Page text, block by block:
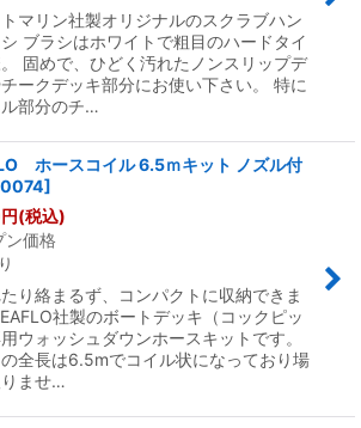
マリン社製オリジナルのスクラブハン
シ ブラシはホワイトで粗目のハードタイ
固めで、ひどく汚れたノンスリップデ
ークデッキ部分にお使い下さい。 特に
部分のチ…
ホースコイル 6.5ｍキット ノズル付
]
円(税込)
ン価格
り絡まるず、コンパクトに収納できま
社製のボートデッキ（コックピッ
用ウォッシュダウンホースキットです。
全長は6.5mでコイル状になっており場
ませ…